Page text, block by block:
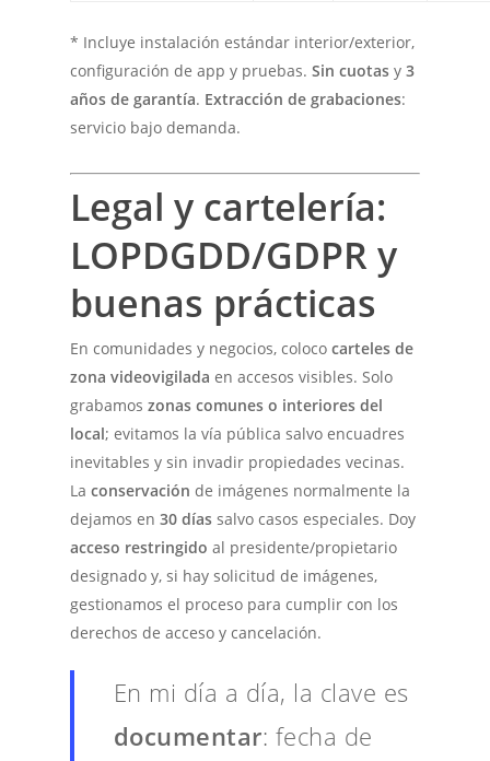
* Incluye instalación estándar interior/exterior,
configuración de app y pruebas.Sin cuotas y3
años de garantía. Extracción de grabaciones:
servicio bajo demanda.
Legal y cartelería:
LOPDGDD/GDPR y
buenas prácticas
En comunidades y negocios, colococarteles de
zona videovigilada en accesos visibles. Solo
grabamoszonas comunes o interiores del
local; evitamos la vía pública salvo encuadres
inevitables y sin invadir propiedades vecinas.
Laconservación de imágenes normalmente la
dejamos en30 días salvo casos especiales. Doy
acceso restringido al presidente/propietario
designado y, si hay solicitud de imágenes,
gestionamos el proceso para cumplir con los
derechos de acceso y cancelación.
En mi día a día, la clave es
documentar: fecha de